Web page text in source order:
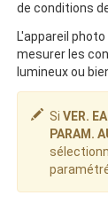
de conditions
L'appareil
mesurer les
lumineux ou
Si VER.
PARAM.